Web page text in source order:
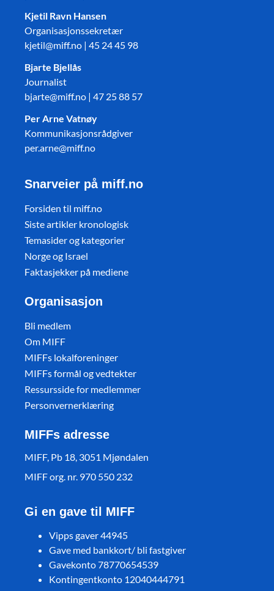
Kjetil Ravn Hansen
Organisasjonssekretær
kjetil@miff.no | 45 24 45 98
Bjarte Bjellås
Journalist
bjarte@miff.no | 47 25 88 57
Per Arne Vatnøy
Kommunikasjonsrådgiver
per.arne@miff.no
Snarveier på miff.no
Forsiden til miff.no
Siste artikler kronologisk
Temasider og kategorier
Norge og Israel
Faktasjekker på mediene
Organisasjon
Bli medlem
Om MIFF
MIFFs lokalforeninger
MIFFs formål og vedtekter
Ressursside for medlemmer
Personvernerklæring
MIFFs adresse
MIFF, Pb 18, 3051 Mjøndalen
MIFF org. nr. 970 550 232
Gi en gave til MIFF
Vipps gaver 44945
Gave med bankkort/ bli fastgiver
Gavekonto 78770654539
Kontingentkonto 12040444791